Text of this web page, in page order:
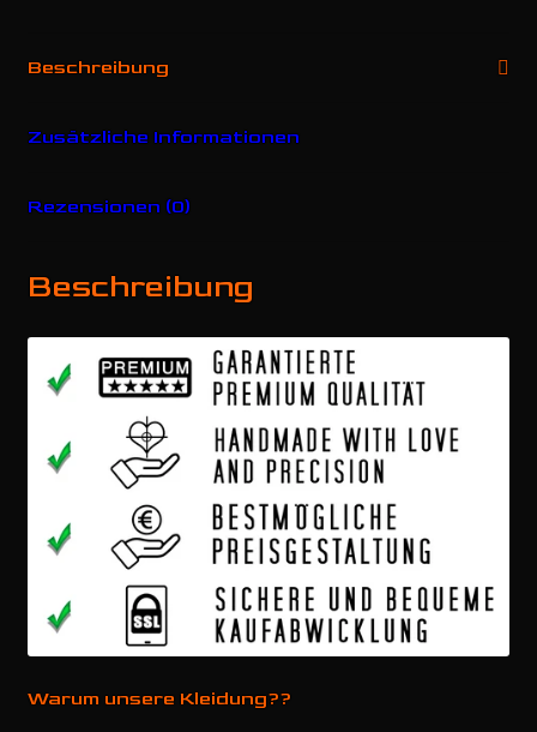
Beschreibung
Zusätzliche Informationen
Rezensionen (0)
Beschreibung
Warum unsere Kleidung??